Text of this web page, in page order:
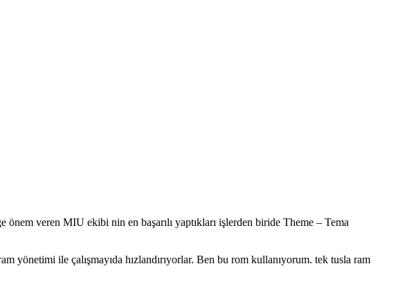
veren MIU ekibi nin en başarılı yaptıkları işlerden biride Theme – Tema
yönetimi ile çalışmayıda hızlandırıyorlar. Ben bu rom kullanıyorum. tek tusla ram